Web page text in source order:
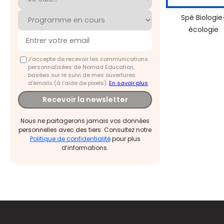
J'accepte de recevoir les communications
personnalisées de Nomad Education,
basées sur le suivi de mes ouvertures
d'emails (à l’aide de pixels).En savoir plus
Recevoir la newsletter
Nous ne partagerons jamais vos données
personnelles avec des tiers. Consultez notre
Politique de confidentialitépour plus
d’informations.
Spé
écologie